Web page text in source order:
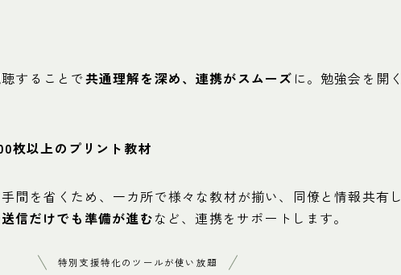
することで共通理解を深め、連携がスムーズ に。勉強会を開く
枚以上のプリント教材
間を省くため、一カ所で様々な教材が揃い、同僚と情報共有し
信だけでも準備が進むなど、連携をサポートします。
特別支援特化のツールが使い放題